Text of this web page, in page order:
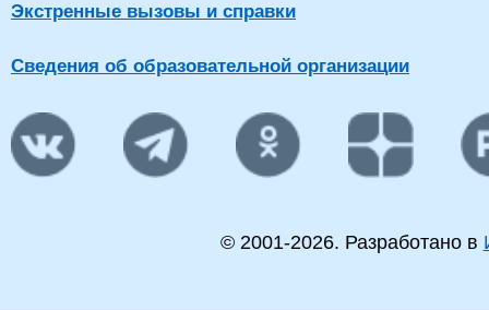
Экстренные вызовы и справки
Сведения об образовательной организации
© 2001-2026. Разработано в